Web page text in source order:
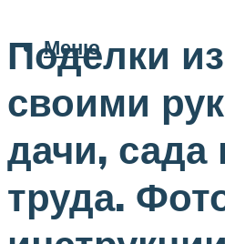
Меню
Поделки
своими
дачи, сада
труда.